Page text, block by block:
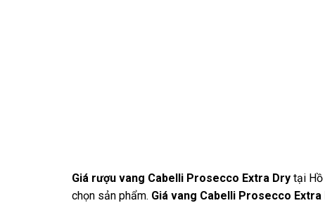
Giá rượu vang Cabelli Prosecco Extra Dry tại Hồ
chọn sản phẩm. Giá vang Cabelli Prosecco Extra